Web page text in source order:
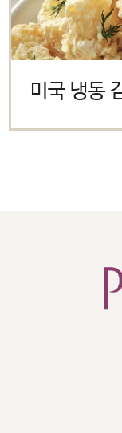
계속하
‘취소’
미국 냉동